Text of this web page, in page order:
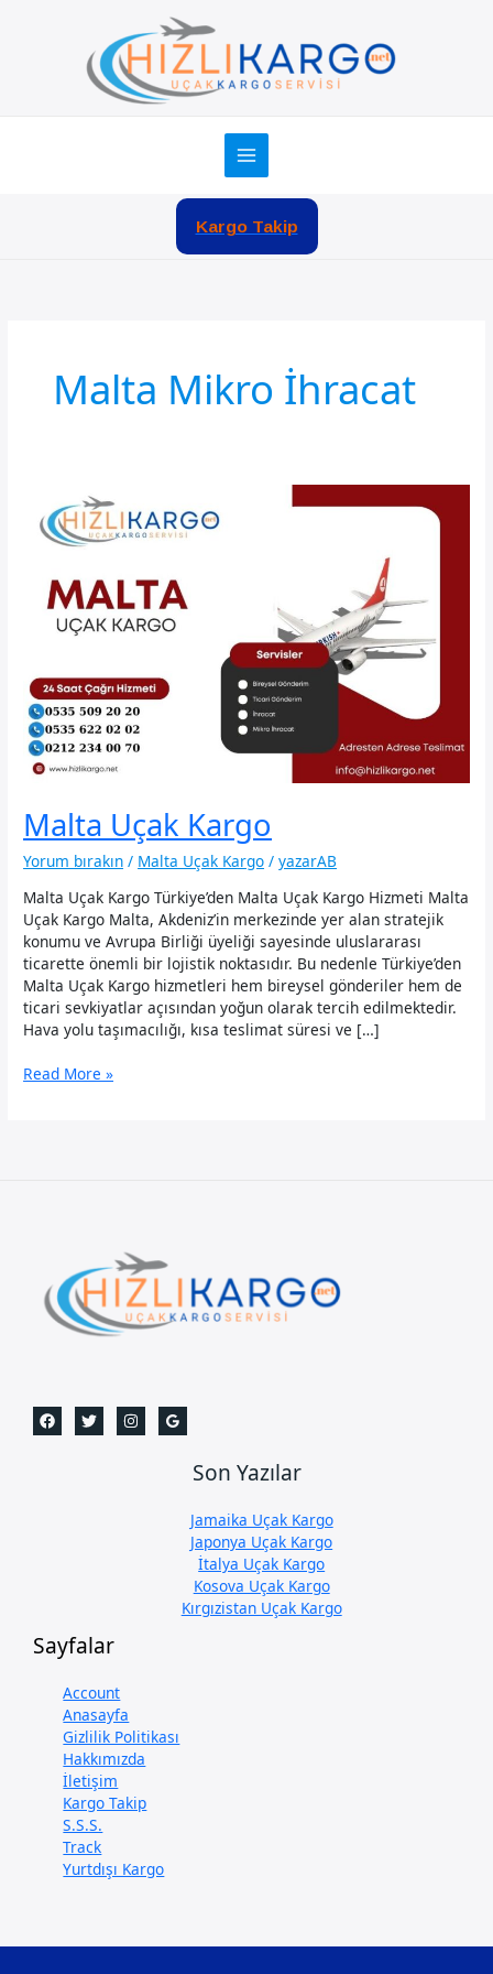
Kargo Takip
Malta Mikro İhracat
Malta Uçak Kargo
Yorum bırakın / Malta Uçak Kargo /yazarAB
Malta Uçak Kargo Türkiye’den Malta Uçak Kargo Hizmeti Malta
Uçak Kargo Malta, Akdeniz’in merkezinde yer alan stratejik
konumu ve Avrupa Birliği üyeliği sayesinde uluslararası
ticarette önemli bir lojistik noktasıdır. Bu nedenle Türkiye’den
Malta Uçak Kargo hizmetleri hem bireysel gönderiler hem de
ticari sevkiyatlar açısından yoğun olarak tercih edilmektedir.
Hava yolu taşımacılığı, kısa teslimat süresi ve […]
Malta
Read More »
Son Yazılar
Jamaika Uçak Kargo
Japonya Uçak Kargo
İtalya Uçak Kargo
Kosova Uçak Kargo
Kırgızistan Uçak Kargo
Sayfalar
Account
Anasayfa
Gizlilik Politikası
Hakkımızda
İletişim
Kargo Takip
S.S.S.
Track
Yurtdışı Kargo